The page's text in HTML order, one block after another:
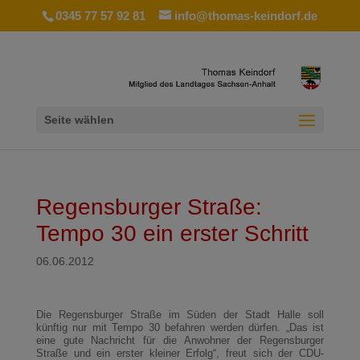
0345 77 57 92 81 info@thomas-keindorf.de
Seite wählen
Regensburger Straße:
Tempo 30 ein erster Schritt
06.06.2012
Die Regensburger Straße im Süden der Stadt Halle soll
künftig nur mit Tempo 30 befahren werden dürfen. „Das ist
eine gute Nachricht für die Anwohner der Regensburger
Straße und ein erster kleiner Erfolg“, freut sich der CDU-